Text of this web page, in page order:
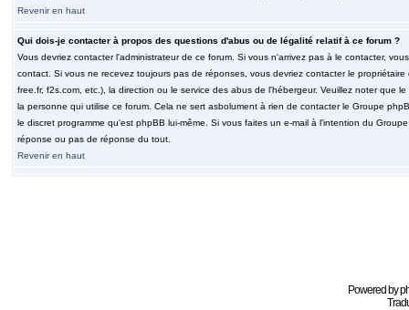
Revenir en haut
Qui dois-je contacter à propos des questions d'abus ou de légalité relatif à ce forum ?
Vous devriez contacter l'administrateur de ce forum. Si vous n'arrivez pas à le contacter,
contact. Si vous ne recevez toujours pas de réponses, vous devriez contacter le
free.fr, f2s.com, etc.), la direction ou le service des abus de l'hébergeur. Veuillez noter
la personne qui utilise ce forum. Cela ne sert asbolument à rien de contacter le Groupe
le discret programme qu'est phpBB lui-même. Si vous faites un e-mail à l'intention du
réponse ou pas de réponse du tout.
Revenir en haut
Powered by